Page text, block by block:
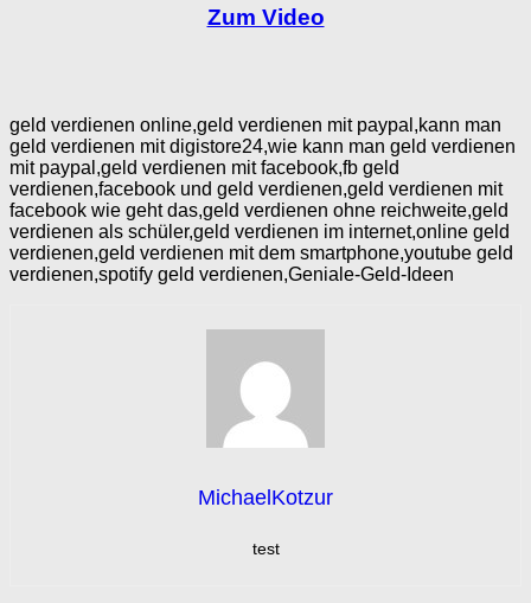
Zum Video
geld verdienen online,geld verdienen mit paypal,kann man
geld verdienen mit digistore24,wie kann man geld verdienen
mit paypal,geld verdienen mit facebook,fb geld
verdienen,facebook und geld verdienen,geld verdienen mit
facebook wie geht das,geld verdienen ohne reichweite,geld
verdienen als schüler,geld verdienen im internet,online geld
verdienen,geld verdienen mit dem smartphone,youtube geld
verdienen,spotify geld verdienen,Geniale-Geld-Ideen
MichaelKotzur
test